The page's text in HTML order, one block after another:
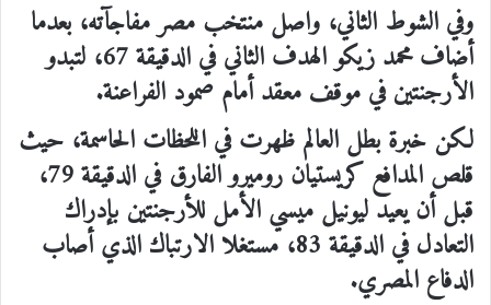
وفي الشوط الثاني، واصل منتخب مصر مفاجآته، بعدما
أضاف محمد زيكو الهدف الثاني في الدقيقة 67، لتبدو
الأرجنتين في موقف معقد أمام صمود الفراعنة.
لكن خبرة بطل العالم ظهرت في اللحظات الحاسمة، حيث
قلص المدافع كريستيان روميرو الفارق في الدقيقة 79،
قبل أن يعيد ليونيل ميسي الأمل للأرجنتين بإدراك
التعادل في الدقيقة 83، مستغلا الارتباك الذي أصاب
الدفاع المصري.